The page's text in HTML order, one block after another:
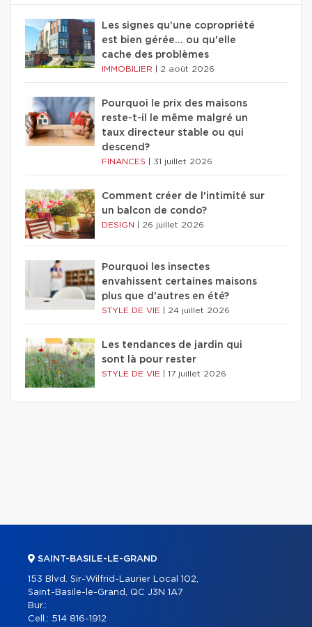
Les signes qu'une copropriété
est bien gérée… ou qu'elle
cache des problèmes
IMMOBILIER 2 août 2026
Pourquoi le prix des maisons
reste-t-il le même malgré un
taux directeur stable ou qui
descend?
FINANCES 31 juillet 2026
Comment créer de l'intimité sur
un balcon de condo?
DESIGN 26 juillet 2026
Pourquoi les insectes
envahissent certaines maisons
plus que d'autres en été?
STYLE DE VIE 24 juillet 2026
Les tendances de jardin qui
sont là pour rester
STYLE DE VIE 17 juillet 2026
SAINT-BASILE-LE-GRAND
153 Blvd. Sir-Wilfrid-Laurier Local 102,
Saint-Basile-le-Grand, QC J3N 1A7
Bur.:
Cell.: 514 816-1912